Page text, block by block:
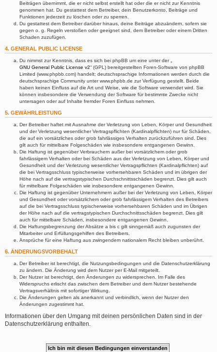
Beiträgen übernimmt, die er nicht selbst erstellt hat oder die er nicht zur Kenntnis
genommen hat. Du gestattest dem Betreiber, dein Benutzerkonto, Beiträge und
Funktionen jederzeit zu löschen oder zu sperren.
Du gestattest dem Betreiber darüber hinaus, deine Beiträge abzuändern, sofern sie
gegen o. g. Regeln verstoßen oder geeignet sind, dem Betreiber oder einem Dritten
Schaden zuzufügen.
4. GENERAL PUBLIC LICENSE
Du nimmst zur Kenntnis, dass es sich bei phpBB um eine unter der „
GNU General Public License v2“ (GPL) bereitgestellten Foren-Software von phpBB
Limited (www.phpbb.com) handelt; deutschsprachige Informationen werden durch die
deutschsprachige Community unter www.phpbb.de zur Verfügung gestellt. Beide
haben keinen Einfluss auf die Art und Weise, wie die Software verwendet wird. Sie
können insbesondere die Verwendung der Software für bestimmte Zwecke nicht
untersagen oder auf Inhalte fremder Foren Einfluss nehmen.
5. GEWÄHRLEISTUNG
Der Betreiber haftet mit Ausnahme der Verletzung von Leben, Körper und Gesundheit
und der Verletzung wesentlicher Vertragspflichten (Kardinalpflichten) nur für Schäden,
die auf ein vorsätzliches oder grob fahrlässiges Verhalten zurückzuführen sind. Dies
gilt auch für mittelbare Folgeschäden wie insbesondere entgangenen Gewinn.
Die Haftung ist gegenüber Verbrauchern außer bei vorsätzlichem oder grob
fahrlässigem Verhalten oder bei Schäden aus der Verletzung von Leben, Körper und
Gesundheit und der Verletzung wesentlicher Vertragspflichten (Kardinalpflichten) auf
die bei Vertragsschluss typischerweise vorhersehbaren Schäden und im übrigen der
Höhe nach auf die vertragstypischen Durchschnittsschäden begrenzt. Dies gilt auch
für mittelbare Folgeschäden wie insbesondere entgangenen Gewinn.
Die Haftung ist gegenüber Unternehmern außer bei der Verletzung von Leben, Körper
und Gesundheit oder vorsätzlichem oder grob fahrlässigem Verhalten des Betreibers
auf die bei Vertragsschluss typischerweise vorhersehbaren Schäden und im Übrigen
der Höhe nach auf die vertragstypischen Durchschnittsschäden begrenzt. Dies gilt
auch für mittelbare Schäden, insbesondere entgangenen Gewinn.
Die Haftungsbegrenzung der Absätze a bis c gilt sinngemäß auch zugunsten der
Mitarbeiter und Erfüllungsgehilfen des Betreibers.
Ansprüche für eine Haftung aus zwingendem nationalem Recht bleiben unberührt.
6. ÄNDERUNGSVORBEHALT
Der Betreiber ist berechtigt, die Nutzungsbedingungen und die Datenschutzerklärung
zu ändern. Die Änderung wird dem Nutzer per E-Mail mitgeteilt.
Der Nutzer ist berechtigt, den Änderungen zu widersprechen. Im Falle des
Widerspruchs erlischt das zwischen dem Betreiber und dem Nutzer bestehende
Vertragsverhältnis mit sofortiger Wirkung.
Die Änderungen gelten als anerkannt und verbindlich, wenn der Nutzer den
Änderungen zugestimmt hat.
Informationen über den Umgang mit deinen persönlichen Daten sind in der
Datenschutzerklärung enthalten.